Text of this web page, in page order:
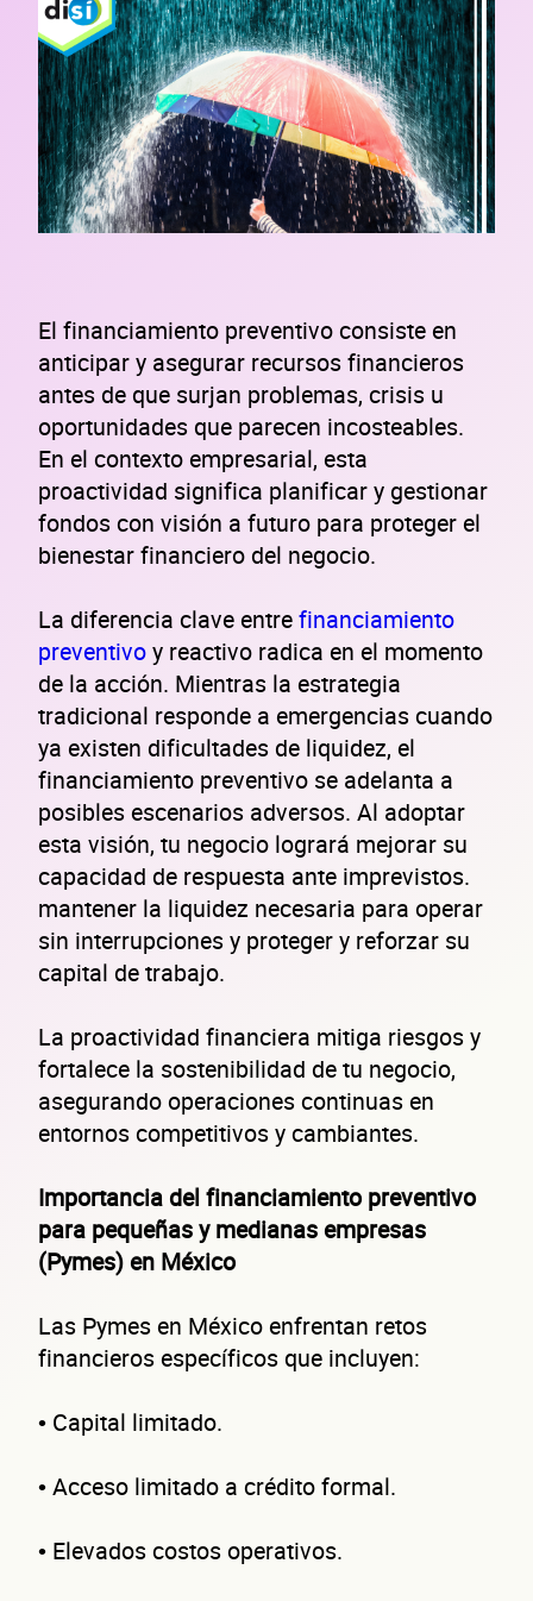
El financiamiento preventivo consiste en
anticipar y asegurar recursos financieros
antes de que surjan problemas, crisis u
oportunidades que parecen incosteables.
En el contexto empresarial, esta
proactividad significa planificar y gestionar
fondos con visión a futuro para proteger el
bienestar financiero del negocio.
La diferencia clave entrefinanciamiento
preventivoy reactivo radica en el momento
de la acción. Mientras la estrategia
tradicional responde a emergencias cuando
ya existen dificultades de liquidez, el
financiamiento preventivo se adelanta a
posibles escenarios adversos. Al adoptar
esta visión, tu negocio logrará mejorar su
capacidad de respuesta ante imprevistos.
mantener la liquidez necesaria para operar
sin interrupciones y proteger y reforzar su
capital de trabajo.
La proactividad financiera mitiga riesgos y
fortalece la sostenibilidad de tu negocio,
asegurando operaciones continuas en
entornos competitivos y cambiantes.
Importancia del financiamiento preventivo
para pequeñas y medianas empresas
(Pymes) en México
Las Pymes en México enfrentan retos
financieros específicos que incluyen:
• Capital limitado.
• Acceso limitado a crédito formal.
• Elevados costos operativos.